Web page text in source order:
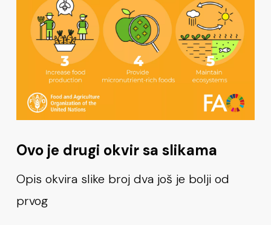
Ovo je drugi okvir sa slikama
Opis okvira slike broj dva još je bolji od
prvog